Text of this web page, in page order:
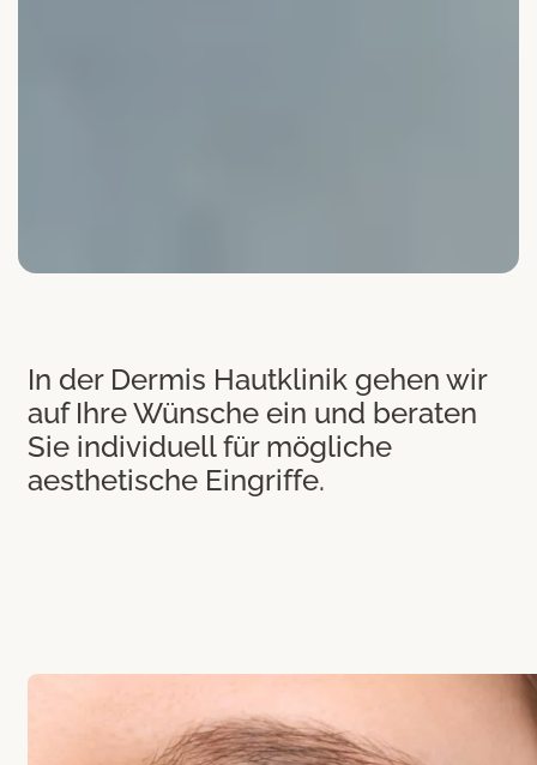
In der Dermis Hautklinik gehen wir
auf Ihre Wünsche ein und beraten
Sie individuell für mögliche
aesthetische Eingriffe.